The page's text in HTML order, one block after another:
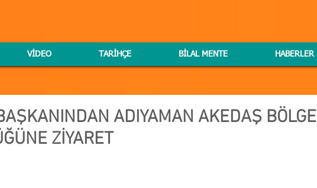
VİDEO TARİHÇE BİLAL MENTE HABERLER
ADIYAMAN AKEDAŞ BÖLGE
ZİYARET